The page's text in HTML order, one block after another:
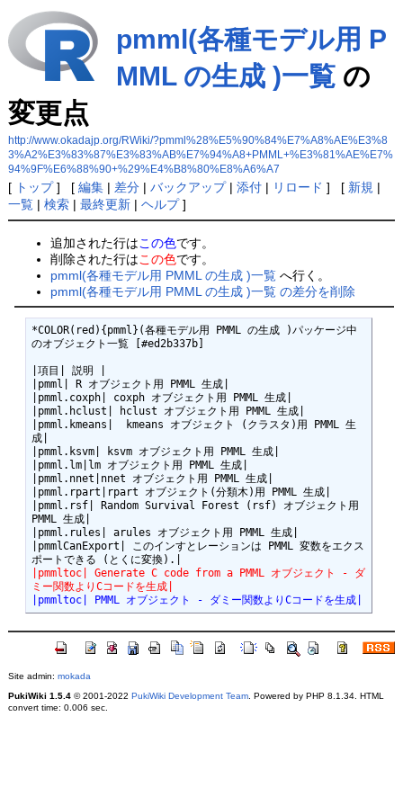
pmml(各種モデル用 P
MML の生成 )一覧の
変更点
http://www.okadajp.org/RWiki/?pmml%28%E5%90%84%E7%A8%AE%E3%8
3%A2%E3%83%87%E3%83%AB%E7%94%A8+PMML+%E3%81%AE%E7%
94%9F%E6%88%90+%29%E4%B8%80%E8%A6%A7
[ トップ] [ 編集| 差分| バックアップ| 添付| リロード ] [ 新規 |
一覧| 検索| 最終更新| ヘルプ]
追加された行はこの色です。
削除された行はこの色です。
pmml(各種モデル用 PMML の生成 )一覧 へ行く。
pmml(各種モデル用 PMML の生成 )一覧 の差分を削除
*COLOR(red){pmml}(各種モデル用 PMML の生成 )パッケージ中
のオブジェクト一覧 [#ed2b337b]
|項目| 説明 |
|pmml| R オブジェクト用 PMML 生成|
|pmml.coxph| coxph オブジェクト用 PMML 生成|
|pmml.hclust| hclust オブジェクト用 PMML 生成|
|pmml.kmeans|  kmeans オブジェクト (クラスタ)用 PMML 生
成|
|pmml.ksvm| ksvm オブジェクト用 PMML 生成|
|pmml.lm|lm オブジェクト用 PMML 生成|
|pmml.nnet|nnet オブジェクト用 PMML 生成|
|pmml.rpart|rpart オブジェクト(分類木)用 PMML 生成|
|pmml.rsf| Random Survival Forest (rsf) オブジェクト用
PMML 生成|
|pmml.rules| arules オブジェクト用 PMML 生成|
|pmmlCanExport| このインすとレーションは PMML 変数をエクス
|pmmltoc| Generate C code from a PMML オブジェクト - ダ
ミー関数よりCコードを生成|
|pmmltoc| PMML オブジェクト - ダミー関数よりCコードを生成|
Site admin: mokada
PukiWiki 1.5.4© 2001-2022 PukiWiki Development Team. Powered by PHP 8.1.34. HTML
convert time: 0.006 sec.